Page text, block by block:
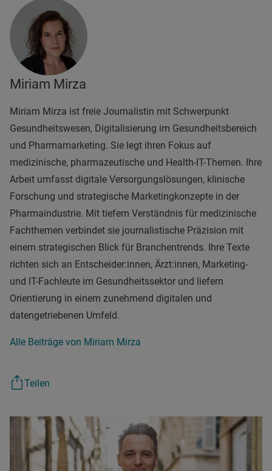
Miriam Mirza
Miriam Mirza ist freie Journalistin mit Schwerpunkt
Gesundheitswesen, Digitalisierung im Gesundheitsbereich
und Pharmamarketing. Sie legt ihren Fokus auf
medizinische, pharmazeutische und Health-IT-Themen. Ihre
Arbeit umfasst digitale Versorgungslösungen, klinische
Forschung und strategische Marketingkonzepte in der
Pharmaindustrie. Mit tiefem Verständnis für medizinische
Fachthemen verbindet sie journalistische Präzision mit
einem strategischen Blick für Branchentrends. Ihre Texte
richten sich an Entscheider:innen, Ärzt:innen, Marketing-
und IT-Fachleute im Gesundheitssektor und liefern
Orientierung in einem zunehmend digitalen und
datengetriebenen Umfeld.
Alle Beiträge von Miriam Mirza
Teilen